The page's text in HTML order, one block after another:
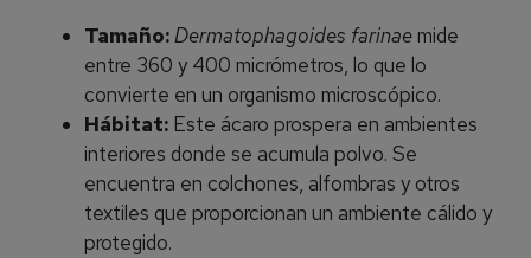
Tamaño:Dermatophagoides farinae mide
entre 360 y 400 micrómetros, lo que lo
convierte en un organismo microscópico.
Hábitat: Este ácaro prospera en ambientes
interiores donde se acumula polvo. Se
encuentra en colchones, alfombras y otros
textiles que proporcionan un ambiente cálido y
protegido.